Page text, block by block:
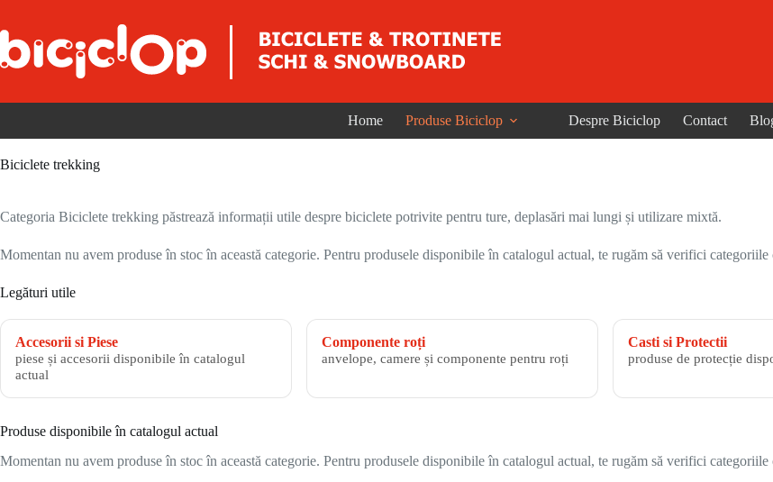
Home Produse Biciclop Despre Biciclop Contact
Biciclete trekking
Categoria Biciclete trekking păstrează informații utile despre biciclete potrivite pentru ture, deplasări mai lungi și utilizare mixtă.
Momentan nu avem produse în stoc în această categorie. Pentru produsele disponibile în catalogul actual, te rugăm să verifici
Legături utile
Accesorii si Piese
piese și accesorii disponibile în catalogul
actual
Componente roți
anvelope, camere și componente pentru roți
Casti si Protectii
produse de protecție
Produse disponibile în catalogul actual
Momentan nu avem produse în stoc în această categorie. Pentru produsele disponibile în catalogul actual, te rugăm să verifici